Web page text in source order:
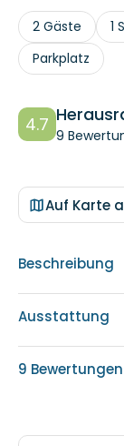
2 Gäste 1
Parkplatz
4.7
9
Auf Karte
Beschreibung
Ausstattung
9 Bewertungen